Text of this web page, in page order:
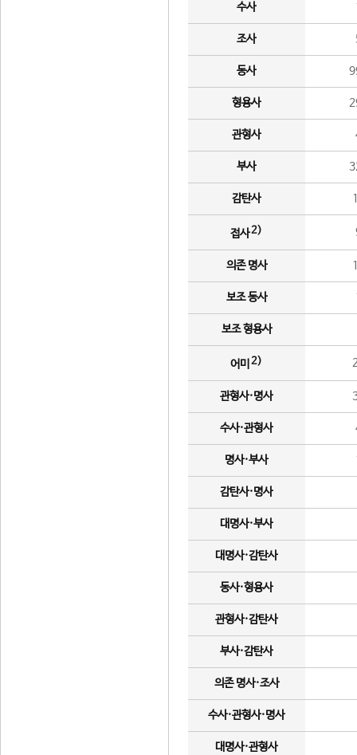
수사
조사
동사
형용사
관형사
부사
감탄사
접사2)
의존 명사
보조 동사
보조 형용사
어미 2)
관형사·명사
수사·관형사
명사·부사
감탄사·명사
대명사·부사
대명사·감탄사
동사·형용사
관형사·감탄사
부사·감탄사
의존 명사·조사
수사·관형사·명사
대명사·관형사